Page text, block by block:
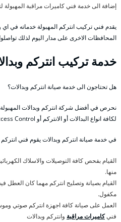
إضافة الى خدمة فني كاميرات مراقبة
يقدم فني تركيب انتركم المهبولة خدماته في
المحافظات الاخرى على مدار اليوم لذلك
خدمة تركيب انتركم
هل تحتاجون الى خدمة صيانة انتركم وبدالات؟
نحرص في أفضل شركة انتركم وبدالات
لكافة انواع البدالات أو الانتركم أو Access Control.
في خدمة صيانة انتركم وبدالات يقوم فني انتركم
القيام بفحص كافة التوصيلات والاسلاك
منها.
القيام بصيانة وتصليح انتركم مهما كان العطل
مكفول.
العمل على صيانة كافة اجهزة انتركم صوتي
فنيكاميرات مراقبة وانتركم وبدالات